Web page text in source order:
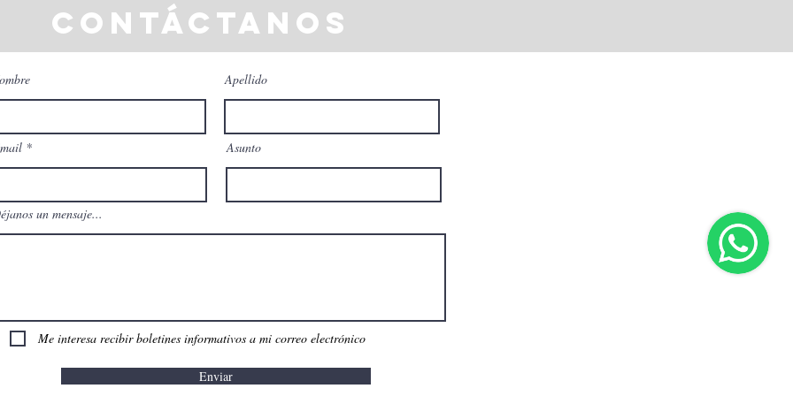
contáctanos
Apellido
Asunto
un mensaje...
Me interesa recibir boletines informativos a mi correo electrónico
Enviar